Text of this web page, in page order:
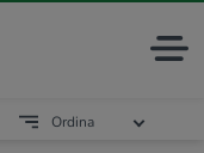
Ordina